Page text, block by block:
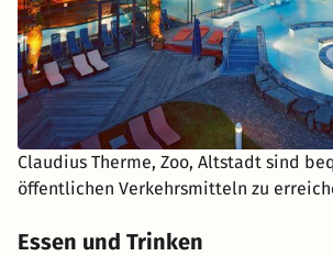
Claudius Therme, Zoo, Altstadt sind
öffentlichen Verkehrsmitteln zu
Essen und Trinken